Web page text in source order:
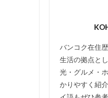
バンコク在住
生活の拠点と
光・グルメ・
かりやすく紹